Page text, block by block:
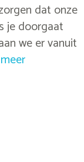
dat onze
je doorgaat
we er vanuit